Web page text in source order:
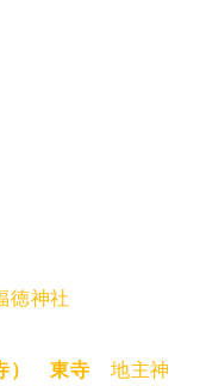
神社
） 東寺 地主神